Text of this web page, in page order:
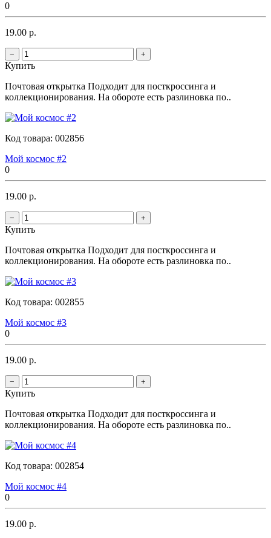
0
19.00 р.
− +
Купить
Почтовая открытка Подходит для посткроссинга и
коллекционирования. На обороте есть разлиновка по..
Код товара: 002856
Мой космос #2
0
19.00 р.
− +
Купить
Почтовая открытка Подходит для посткроссинга и
коллекционирования. На обороте есть разлиновка по..
Код товара: 002855
Мой космос #3
0
19.00 р.
− +
Купить
Почтовая открытка Подходит для посткроссинга и
коллекционирования. На обороте есть разлиновка по..
Код товара: 002854
Мой космос #4
0
19.00 р.